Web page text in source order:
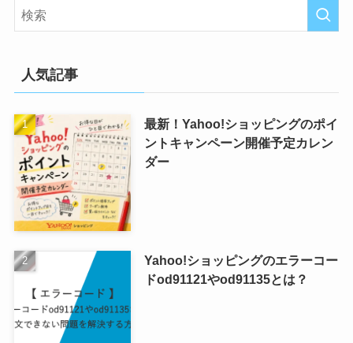
人気記事
最新！Yahoo!ショッピングのポイ
ントキャンペーン開催予定カレン
ダー
Yahoo!ショッピングのエラーコー
ドod91121やod91135とは？